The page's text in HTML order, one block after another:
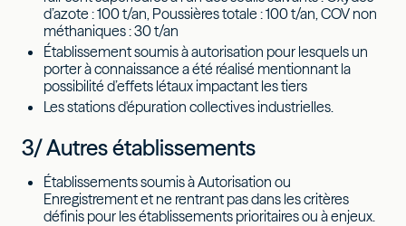
d’azote : 100 t/an, Poussières totale : 100 t/an, COV non
méthaniques : 30 t/an
Établissement soumis à autorisation pour lesquels un
porter à connaissance a été réalisé mentionnant la
possibilité d’effets létaux impactant les tiers
Les stations d'épuration collectives industrielles.
3/ Autres établissements
Établissements soumis à Autorisation ou
Enregistrement et ne rentrant pas dans les critères
définis pour les établissements prioritaires ou à enjeux.